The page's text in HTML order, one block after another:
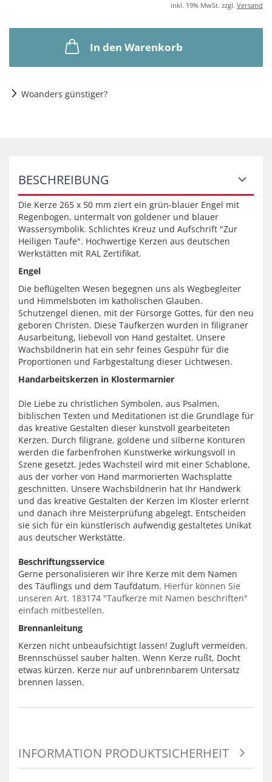
inkl. 19% MwSt. zzgl. Versand
In den Warenkorb
Woanders günstiger?
BESCHREIBUNG
Die Kerze 265 x 50 mm ziert ein grün-blauer Engel mit
Regenbogen, untermalt von goldener und blauer
Wassersymbolik. Schlichtes Kreuz und Aufschrift "Zur
Heiligen Taufe". Hochwertige Kerzen aus deutschen
Werkstätten mit RAL Zertifikat.
Engel
Die beflügelten Wesen begegnen uns als Wegbegleiter
und Himmelsboten im katholischen Glauben.
Schutzengel dienen, mit der Fürsorge Gottes, für den neu
geboren Christen. Diese Taufkerzen wurden in filigraner
Ausarbeitung, liebevoll von Hand gestaltet. Unsere
Wachsbildnerin hat ein sehr feines Gespühr für die
Proportionen und Farbgestaltung dieser Lichtwesen.
Handarbeitskerzen in Klostermarnier
Die Liebe zu christlichen Symbolen, aus Psalmen,
biblischen Texten und Meditationen ist die Grundlage für
das kreative Gestalten dieser kunstvoll gearbeiteten
Kerzen. Durch filigrane, goldene und silberne Konturen
werden die farbenfrohen Kunstwerke wirkungsvoll in
Szene gesetzt. Jedes Wachsteil wird mit einer Schablone,
aus der vorher von Hand marmorierten Wachsplatte
geschnitten. Unsere Wachsbildnerin hat Ihr Handwerk
und das kreative Gestalten der Kerzen im Kloster erlernt
und danach ihre Meisterprüfung abgelegt. Entscheiden
sie sich für ein künstlerisch aufwendig gestaltetes Unikat
aus deutscher Werkstätte.
Beschriftungsservice
Gerne personalisieren wir Ihre Kerze mit dem Namen
des Täuflings und dem Taufdatum. Hierfür können Sie
unseren Art. 183174 "Taufkerze mit Namen beschriften"
einfach mitbestellen.
Brennanleitung
Kerzen nicht unbeaufsichtigt lassen! Zugluft vermeiden.
Brennschüssel sauber halten. Wenn Kerze rußt, Docht
etwas kürzen. Kerze nur auf unbrennbarem Untersatz
brennen lassen.
INFORMATION PRODUKTSICHERHEIT